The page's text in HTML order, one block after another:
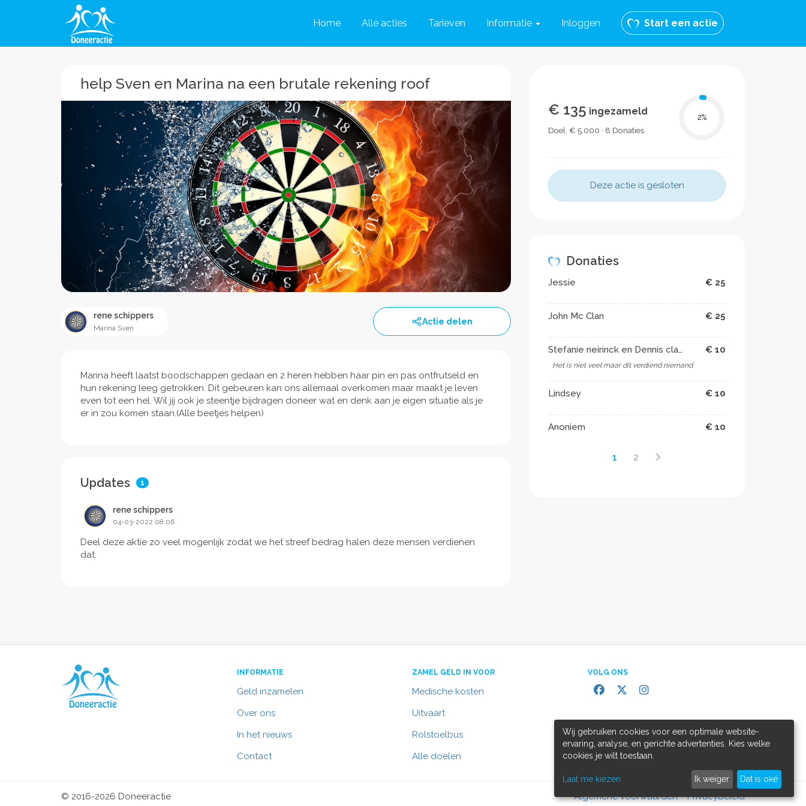
Home Alle acties Tarieven Informatie Inloggen Start een actie
help Sven en Marina na een brutale rekening roof
rene schippers
Marina Sven
Actie delen
Marina heeft laatst boodschappen gedaan en 2 heren hebben haar pin en pas ontfrutseld en
hun rekening leeg getrokken. Dit gebeuren kan ons allemaal overkomen maar maakt je leven
even tot een hel. Wil jij ook je steentje bijdragen doneer wat en denk aan je eigen situatie als je
er in zou komen staan.(Alle beetjes helpen)
Updates 1
rene schippers
04-03-2022 08:06
Deel deze aktie zo veel mogenlijk zodat we het streef bedrag halen deze mensen verdienen
dat.
€ 135 ingezameld
Doel: € 5.000 · 8 Donaties
2%
Deze actie is gesloten
Donaties
Jessie € 25
John Mc Clan € 25
Stefanie neirinck en Dennis claassen € 10
Het is niet veel maar dit verdiend niemand
Lindsey € 10
Anoniem € 10
1 2
INFORMATIE
Geld inzamelen
Over ons
In het nieuws
Contact
ZAMEL GELD IN VOOR
Medische kosten
Uitvaart
Rolstoelbus
Alle doelen
VOLG ONS
© 2016-2026 Doneeractie Algemene voorwaarden Privacybeleid
Wij gebruiken cookies voor een optimale website-
ervaring, analyse, en gerichte advertenties. Kies welke
cookies je wilt toestaan.
Laat me kiezen Ik weiger Dat is oké